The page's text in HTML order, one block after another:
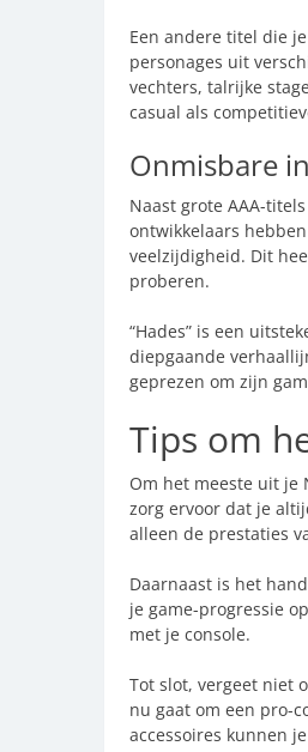
Een andere titel die
personages uit
vechters, talrijke
casual als
Onmisbare
Naast grote AAA-
ontwikkelaars
veelzijdigheid. Dit
proberen.
“Hades” is een
diepgaande
geprezen om zijn
Tips om
Om het meeste uit je
zorg ervoor dat je
alleen de prestaties
Daarnaast is het
je game-progressie
met je console.
Tot slot, vergeet niet
nu gaat om een pro-
accessoires kunnen